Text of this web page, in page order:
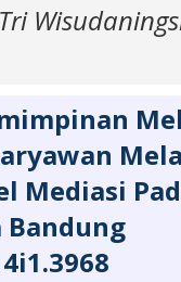
Mediasi